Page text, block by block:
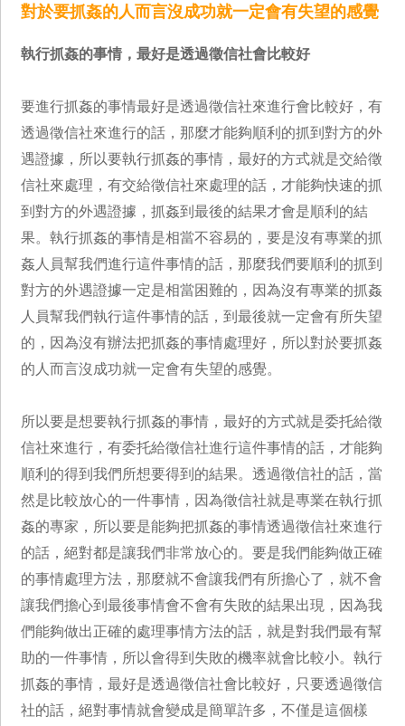
對於要抓姦的人而言沒成功就一定會有失望的感覺
執行抓姦的事情，最好是透過徵信社會比較好
要進行抓姦的事情最好是透過徵信社來進行會比較好，有
透過徵信社來進行的話，那麼才能夠順利的抓到對方的外
遇證據，所以要執行抓姦的事情，最好的方式就是交給徵
信社來處理，有交給徵信社來處理的話，才能夠快速的抓
到對方的外遇證據，抓姦到最後的結果才會是順利的結
果。執行抓姦的事情是相當不容易的，要是沒有專業的抓
姦人員幫我們進行這件事情的話，那麼我們要順利的抓到
對方的外遇證據一定是相當困難的，因為沒有專業的抓姦
人員幫我們執行這件事情的話，到最後就一定會有所失望
的，因為沒有辦法把抓姦的事情處理好，所以對於要抓姦
的人而言沒成功就一定會有失望的感覺。
所以要是想要執行抓姦的事情，最好的方式就是委托給徵
信社來進行，有委托給徵信社進行這件事情的話，才能夠
順利的得到我們所想要得到的結果。透過徵信社的話，當
然是比較放心的一件事情，因為徵信社就是專業在執行抓
姦的專家，所以要是能夠把抓姦的事情透過徵信社來進行
的話，絕對都是讓我們非常放心的。要是我們能夠做正確
的事情處理方法，那麼就不會讓我們有所擔心了，就不會
讓我們擔心到最後事情會不會有失敗的結果出現，因為我
們能夠做出正確的處理事情方法的話，就是對我們最有幫
助的一件事情，所以會得到失敗的機率就會比較小。執行
抓姦的事情，最好是透過徵信社會比較好，只要透過徵信
社的話，絕對事情就會變成是簡單許多，不僅是這個樣